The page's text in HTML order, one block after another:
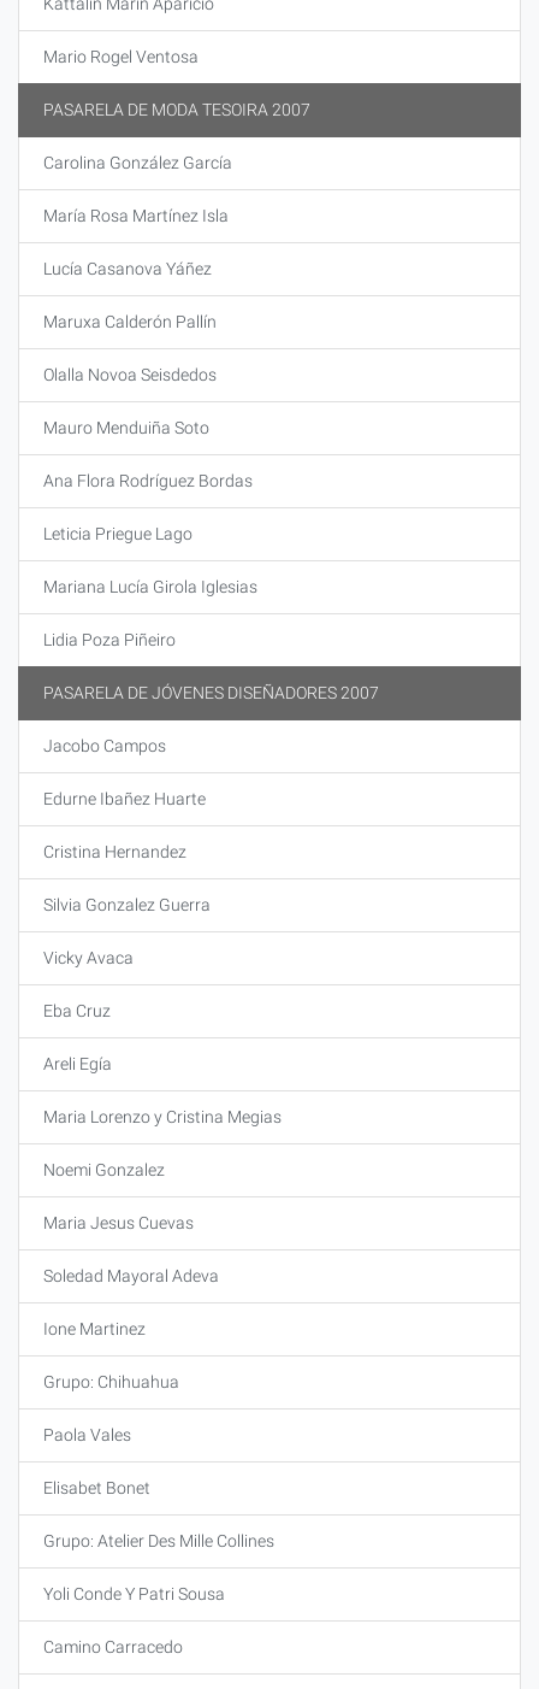
Mario Rogel Ventosa
PASARELA DE MODA TESOIRA 2007
Carolina González García
María Rosa Martínez Isla
Lucía Casanova Yáñez
Maruxa Calderón Pallín
Olalla Novoa Seisdedos
Mauro Menduiña Soto
Ana Flora Rodríguez Bordas
Leticia Priegue Lago
Mariana Lucía Girola Iglesias
Lidia Poza Piñeiro
PASARELA DE JÓVENES DISEÑADORES 2007
Jacobo Campos
Edurne Ibañez Huarte
Cristina Hernandez
Silvia Gonzalez Guerra
Vicky Avaca
Eba Cruz
Areli Egía
Maria Lorenzo y Cristina Megias
Noemi Gonzalez
Maria Jesus Cuevas
Soledad Mayoral Adeva
Ione Martinez
Grupo: Chihuahua
Paola Vales
Elisabet Bonet
Grupo: Atelier Des Mille Collines
Yoli Conde Y Patri Sousa
Camino Carracedo